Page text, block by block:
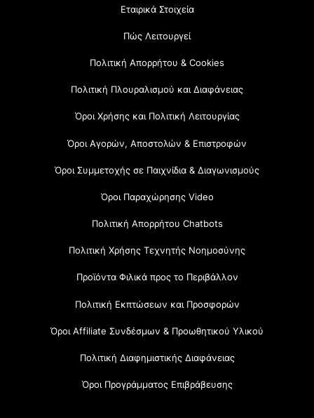
Εταιρικά Στοιχεία
Πώς Λειτουργεί
Πολιτική Απορρήτου & Cookies
Πολιτική Πλουραλισμού και Διαφάνειας
Όροι Χρήσης και Πολιτική Λειτουργίας
Όροι Αγορών, Αποστολών & Επιστροφών
Όροι Συμμετοχής σε Παιχνίδια & Διαγωνισμούς
Όροι Παραχώρησης Video
Πολιτική Απορρήτου Chatbots
Πολιτική Χρήσης Τεχνητής Νοημοσύνης
Προϊόντα Φιλικά προς το Περιβάλλον
Πολιτική Εκπτώσεων και Προσφορών
Όροι Affiliate Συνδέσμων & Προωθητικού Υλικού
Πολιτική Διαφημιστικής Διαφάνειας
Όροι Προγράμματος Επιβράβευσης